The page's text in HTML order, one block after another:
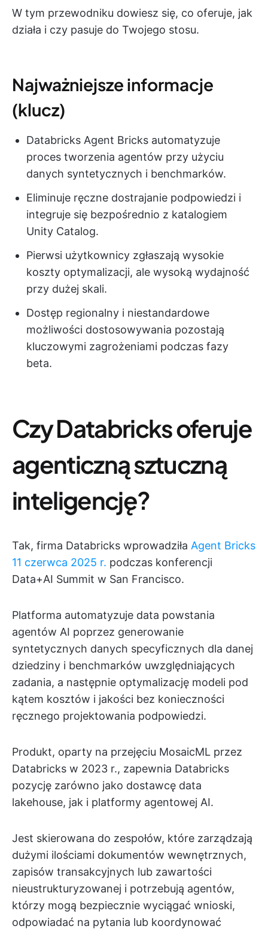
W tym przewodniku dowiesz się, co oferuje, jak
działa i czy pasuje do Twojego stosu.
Najważniejsze informacje
(klucz)
Databricks Agent Bricks automatyzuje
proces tworzenia agentów przy użyciu
danych syntetycznych i benchmarków.
Eliminuje ręczne dostrajanie podpowiedzi i
integruje się bezpośrednio z katalogiem
Unity Catalog.
Pierwsi użytkownicy zgłaszają wysokie
koszty optymalizacji, ale wysoką wydajność
przy dużej skali.
Dostęp regionalny i niestandardowe
możliwości dostosowywania pozostają
kluczowymi zagrożeniami podczas fazy
beta.
Czy Databricks oferuje
agenticzną sztuczną
inteligencję?
Tak, firma Databricks wprowadziła Agent Bricks
11 czerwca 2025 r. podczas konferencji
Data+AI Summit w San Francisco.
Platforma automatyzuje data powstania
agentów AI poprzez generowanie
syntetycznych danych specyficznych dla danej
dziedziny i benchmarków uwzględniających
zadania, a następnie optymalizację modeli pod
kątem kosztów i jakości bez konieczności
ręcznego projektowania podpowiedzi.
Produkt, oparty na przejęciu MosaicML przez
Databricks w 2023 r., zapewnia Databricks
pozycję zarówno jako dostawcę data
lakehouse, jak i platformy agentowej AI.
Jest skierowana do zespołów, które zarządzają
dużymi ilościami dokumentów wewnętrznych,
zapisów transakcyjnych lub zawartości
nieustrukturyzowanej i potrzebują agentów,
którzy mogą bezpiecznie wyciągać wnioski,
odpowiadać na pytania lub koordynować